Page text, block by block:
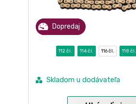
Dopredaj
112 čl. 114 čl. 116 čl. 118 čl.
Skladom u dodávateľa